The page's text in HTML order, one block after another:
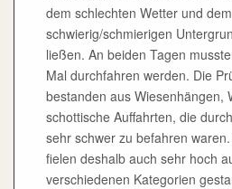
dem schlechten Wetter und dem
schwierig/schmierigen
ließen. An beiden Tagen
Mal durchfahren werden. Die
bestanden aus Wiesenhängen,
schottische Auffahrten, die
sehr schwer zu befahren
fielen deshalb auch sehr hoch
verschiedenen Kategorien